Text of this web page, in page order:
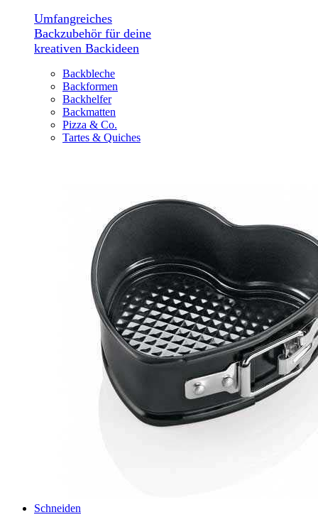
Umfangreiches
Backzubehör für deine
kreativen Backideen
Backbleche
Backformen
Backhelfer
Backmatten
Pizza & Co.
Tartes & Quiches
Schneiden